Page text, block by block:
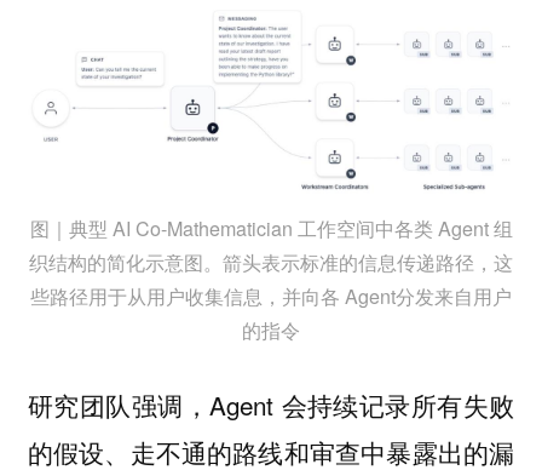
图｜典型 AI Co-Mathematician 工作空间中各类 Agent 组
织结构的简化示意图。箭头表示标准的信息传递路径，这
些路径用于从用户收集信息，并向各 Agent分发来自用户
的指令
研究团队强调，Agent 会持续记录所有失败
的假设、走不通的路线和审查中暴露出的漏